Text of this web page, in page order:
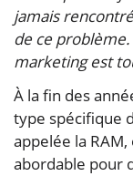
jamais
de ce
marketing est
À la fin des
type spécifique
appelée la
abordable pour